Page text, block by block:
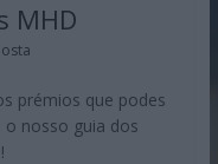
MHD
prémios que podes
o nosso guia dos